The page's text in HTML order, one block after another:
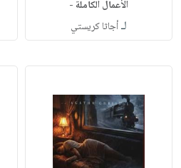
الأعمال الكاملة -
لـأجاثا كريستي